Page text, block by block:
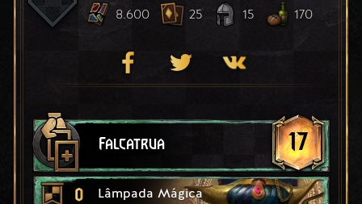
8.600 25 15 170
Falcatrua 17
0 Lâmpada Mágica